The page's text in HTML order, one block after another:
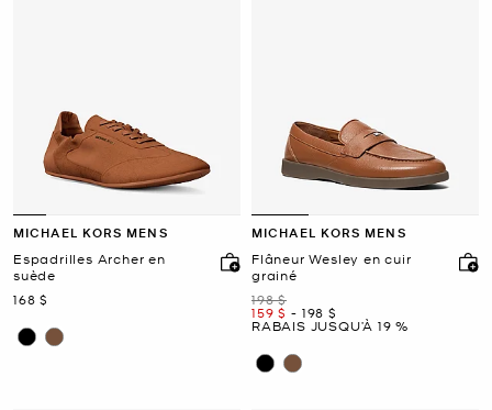
MICHAEL KORS MENS
Espadrilles Archer en
suède
maintenant
168 $
MICHAEL KORS MENS
Flâneur Wesley en cuir
grainé
était
198 $
maintenant
159 $ -
to maintenant
198 $
RABAIS JUSQU’À 19 %